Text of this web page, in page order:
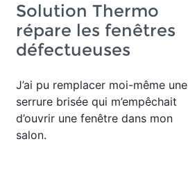
Solution Thermo
répare les fenêtres
défectueuses
J’ai pu remplacer moi-même une
serrure brisée qui m’empêchait
d’ouvrir une fenêtre dans mon
salon.